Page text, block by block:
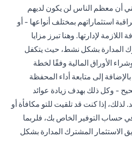
أن معظم الناس لن يكون لديهم
استثماراتهم بمختلف أنواعها - أو
لإدارتها. وهنا تبرز مزايا
المدارة بشكل نشط، حيث يتكفل
الأوراق المالية وفقًا لخطة
إلى متابعة أداء المحفظة
- وكل ذلك بهدف زيادة عوائد
إذا كنت قد تلقيت للتو مكافأة أو
حساب التوفير الخاص بك، فلربما
الاستثمار المشترك المدارة بشكل